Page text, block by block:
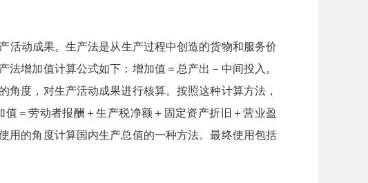
动成果。生产法是从生产过程中创造的货物和服务价
增加值计算公式如下：增加值＝总产出－中间投入。
度，对生产活动成果进行核算。按照这种计算方法，
＝劳动者报酬＋生产税净额＋固定资产折旧＋营业盈
用的角度计算国内生产总值的一种方法。最终使用包括